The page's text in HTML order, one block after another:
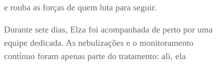
e rouba as forças de quem luta para seguir.
Durante sete dias, Elza foi acompanhada de perto por uma
equipe dedicada. As nebulizações e o monitoramento
contínuo foram apenas parte do tratamento: ali, ela